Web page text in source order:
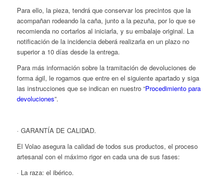
Para ello, la pieza, tendrá que conservar los precintos que la
acompañan rodeando la caña, junto a la pezuña, por lo que se
recomienda no cortarlos al iniciarla, y su embalaje original. La
notificación de la incidencia deberá realizarla en un plazo no
superior a 10 días desde la entrega.
Para más información sobre la tramitación de devoluciones de
forma ágil, le rogamos que entre en el siguiente apartado y siga
las instrucciones que se indican en nuestro “Procedimiento para
devoluciones”.
· GARANTÍA DE CALIDAD.
El Volao asegura la calidad de todos sus productos, el proceso
artesanal con el máximo rigor en cada una de sus fases:
· La raza: el ibérico.